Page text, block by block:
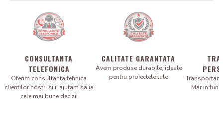
CONSULTANTA
TELEFONICA
Oferim consultanta tehnica
clientilor nostri si ii ajutam sa ia
cele mai bune decizii
CALITATE GARANTATA
Avem produse durabile, ideale
pentru proiectele tale
Mar in